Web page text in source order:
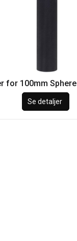
for 100mm Sphere
Se detaljer